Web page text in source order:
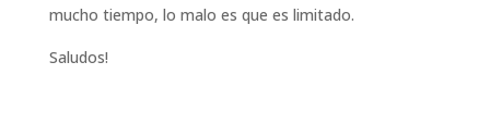
mucho tiempo, lo malo es que es limitado.
Saludos!